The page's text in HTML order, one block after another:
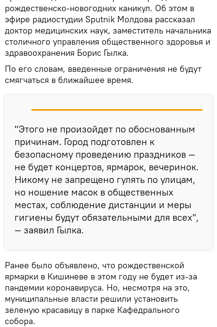
рождественско-новогодних каникул. Об этом в
эфире радиостудии Sputnik Молдова рассказал
доктор медицинских наук, заместитель начальника
столичного управления общественного здоровья и
здравоохранения Борис Гылка.
По его словам, введенные ограничения не будут
смягчаться в ближайшее время.
"Этого не произойдет по обоснованным
причинам. Город подготовлен к
безопасному проведению праздников —
не будет концертов, ярмарок, вечеринок.
Никому не запрещено гулять по улицам,
но ношение масок в общественных
местах, соблюдение дистанции и меры
гигиены будут обязательными для всех”,
— заявил Гылка.
Ранее было объявлено, что рождественской
ярмарки в Кишиневе в этом году не будет из-за
пандемии коронавируса. Но, несмотря на это,
муниципальные власти решили установить
зеленую красавицу в парке Кафедрального
собора.